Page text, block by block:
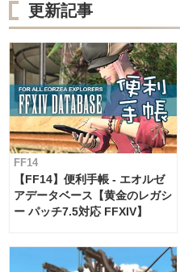
更新記事
FF14
【FF14】便利手帳 - エオルゼ
アデータベース【黄金のレガシ
ー パッチ7.5対応 FFXIV】